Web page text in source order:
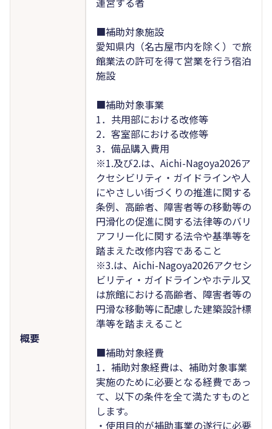
概要
■補助対象施設
愛知県内（名古屋市内を除く）で旅
館業法の許可を得て営業を行う宿泊
施設
■補助対象事業
1．共用部における改修等
2．客室部における改修等
3．備品購入費用
※1.及び2.は、Aichi-Nagoya2026ア
クセシビリティ・ガイドラインや人
にやさしい街づくりの推進に関する
条例、高齢者、障害者等の移動等の
円滑化の促進に関する法律等のバリ
アフリー化に関する法令や基準等を
踏まえた改修内容であること
※3.は、Aichi-Nagoya2026アクセシ
ビリティ・ガイドラインやホテル又
は旅館における高齢者、障害者等の
円滑な移動等に配慮した建築設計標
準等を踏まえること
■補助対象経費
1．補助対象経費は、補助対象事業
実施のために必要となる経費であっ
て、以下の条件を全て満たすものと
します。
・使用目的が補助事業の遂行に必要